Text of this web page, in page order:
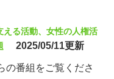
える活動、女性の人権活
2025/05/11更新
の番組をご覧くださ